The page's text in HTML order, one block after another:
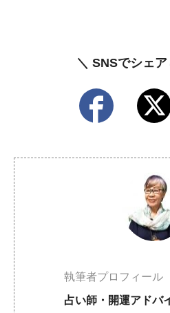
＼ SNSでシェ
執筆者プロフィール
占い師・開運アドバ